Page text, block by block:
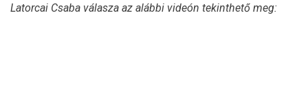
Latorcai Csaba válasza az alábbi videón tekinthető meg: